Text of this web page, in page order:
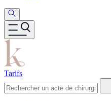
Tarifs